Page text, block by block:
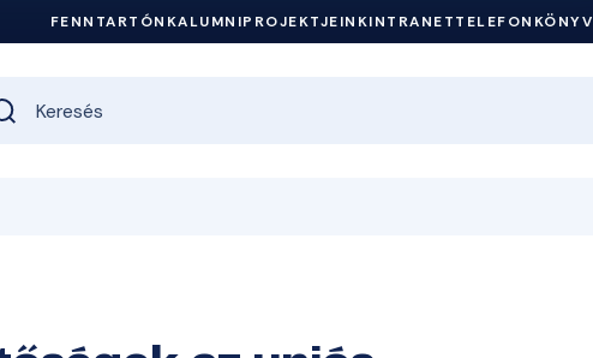
FENNTARTÓNKALUMNIPROJEKTJEINKINTRANETTELEFONKÖNYV